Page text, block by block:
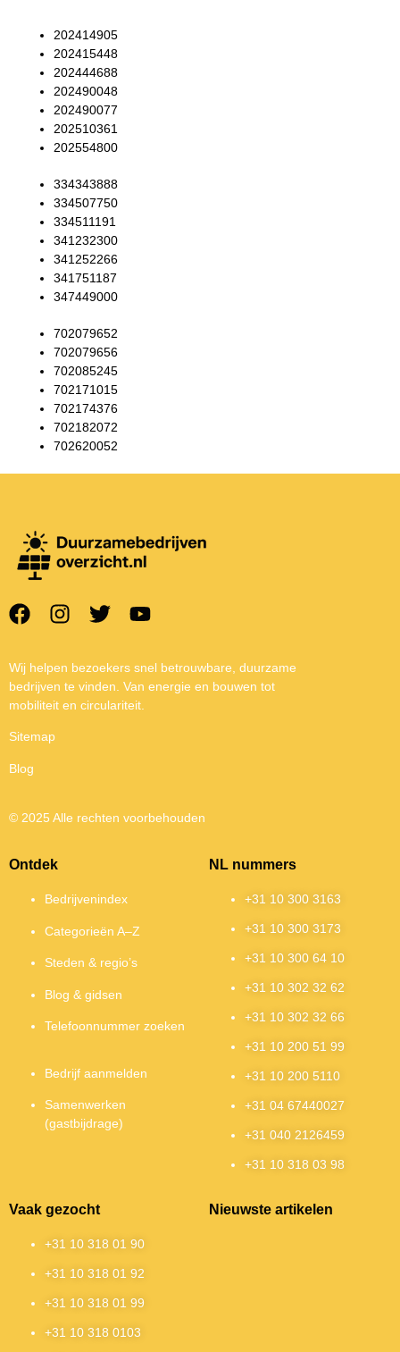
202414905
202415448
202444688
202490048
202490077
202510361
202554800
334343888
334507750
334511191
341232300
341252266
341751187
347449000
702079652
702079656
702085245
702171015
702174376
702182072
702620052
Wij helpen bezoekers snel betrouwbare, duurzame
bedrijven te vinden. Van energie en bouwen tot
mobiliteit en circulariteit.
Sitemap
Blog
© 2025 Alle rechten voorbehouden
Ontdek
Bedrijvenindex
Categorieën A–Z
Steden & regio’s
Blog & gidsen
Telefoonnummer zoeken
Bedrijf aanmelden
Samenwerken
(gastbijdrage)
NL nummers
+31 10 300 3163
+31 10 300 3173
+31 10 300 64 10
+31 10 302 32 62
+31 10 302 32 66
+31 10 200 51 99
+31 10 200 5110
+31 04 67440027
+31 040 2126459
+31 10 318 03 98
Vaak gezocht
+31 10 318 01 90
+31 10 318 01 92
+31 10 318 01 99
+31 10 318 0103
Nieuwste artikelen